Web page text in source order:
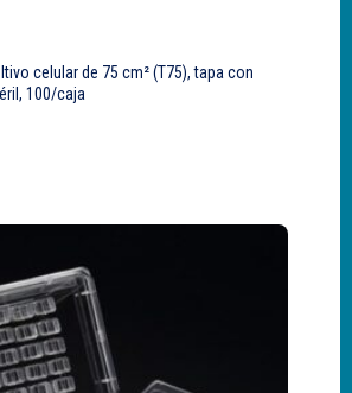
celular de 75 cm² (T75), tapa con
100/caja